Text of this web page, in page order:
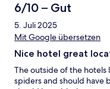
6/10 – Gut
5. Juli 2025
Mit Google übersetzen
Nice hotel great
The outside of the
spiders and should have